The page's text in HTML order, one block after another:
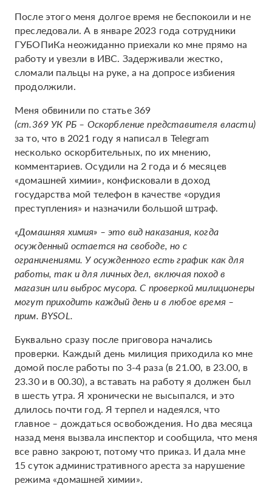
После этого меня долгое время не беспокоили и не
преследовали. А в январе 2023 года сотрудники
ГУБОПиКа неожиданно приехали ко мне прямо на
работу и увезли в ИВС. Задерживали жестко,
сломали пальцы на руке, а на допросе избиения
продолжили.
Меня обвинили по статье 369
(ст.369 УК РБ – Оскорбление представителя власти)
за то, что в 2021 году я написал в Telegram
несколько оскорбительных, по их мнению,
комментариев. Осудили на 2 года и 6 месяцев
«домашней химии», конфисковали в доход
государства мой телефон в качестве «орудия
преступления» и назначили большой штраф.
​​«Домашняя химия» – это вид наказания, когда
осужденный остается на свободе, но с
ограничениями. У осужденного есть график как для
работы, так и для личных дел, включая поход в
магазин или выброс мусора. С проверкой милиционеры
могут приходить каждый день и в любое время –
прим. BYSOL.
Буквально сразу после приговора начались
проверки. Каждый день милиция приходила ко мне
домой после работы по 3-4 раза (в 21.00, в 23.00, в
23.30 и в 00.30), а вставать на работу я должен был
в шесть утра. Я хронически не высыпался, и это
длилось почти год. Я терпел и надеялся, что
главное – дождаться освобождения. Но два месяца
назад меня вызвала инспектор и сообщила, что меня
все равно закроют, потому что приказ. И дала мне
15 суток административного ареста за нарушение
режима «домашней химии».